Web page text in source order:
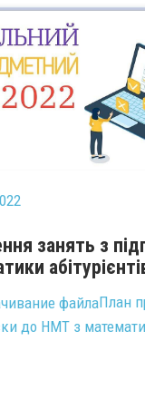
занять з
План
до НМТ з